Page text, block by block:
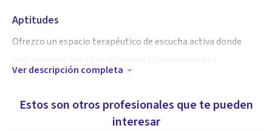
Aptitudes
Ofrezco un espacio terapéutico de escucha activa donde
acompañada sin juicios. Mi forma de trabajar se basa en
historia de cada proceso.
Ver descripción completa
Estos son otros profesionales que te pueden
interesar